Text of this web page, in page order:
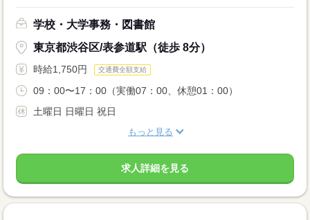
学校・大学事務・図書館
東京都渋谷区/表参道駅（徒歩 8分）
時給1,750円 交通費全額支給
09：00〜17：00（実働07：00、休憩01：00）
土曜日 日曜日 祝日
もっと見る
求人詳細を見る